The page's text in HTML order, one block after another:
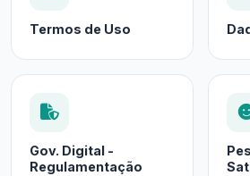
Termos de Uso
Gov. Digital -
Regulamentação